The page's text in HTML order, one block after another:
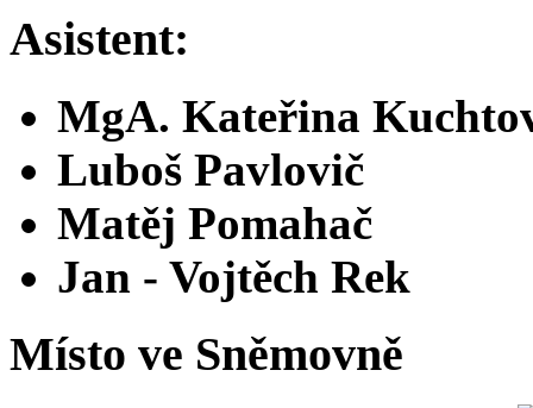
Asistent:
MgA. Kateřina
Luboš Pavlovič
Matěj Pomahač
Jan - Vojtěch Rek
Místo ve Sněmovně